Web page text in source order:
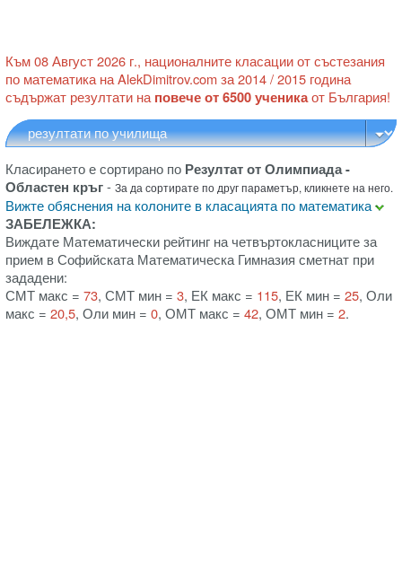
Към 08 Август 2026 г., националните класации от състезания
по математика на AlekDimitrov.com за 2014 / 2015 година
съдържат резултати на повече от 6500 ученикаот България!
Класирането е сортирано по Резултат от Олимпиада -
Областен кръг- За да сортирате по друг параметър, кликнете на него.
Вижте обяснения на колоните в класацията по математика
ЗАБЕЛЕЖКА:
Виждате Математически рейтинг на четвъртокласниците за
прием в Софийската Математическа Гимназия сметнат при
зададени:
СМТ макс = 73, СМТ мин = 3, ЕК макс = 115, ЕК мин = 25, Оли
макс = 20,5, Оли мин = 0, ОМТ макс = 42, ОМТ мин = 2.